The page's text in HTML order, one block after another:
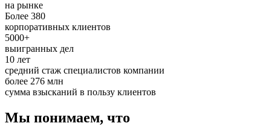
на рынке
Более 380
корпоративных клиентов
5000+
выигранных дел
10 лет
средний стаж специалистов компании
более 276 млн
сумма взысканий в пользу клиентов
Мы понимаем, что